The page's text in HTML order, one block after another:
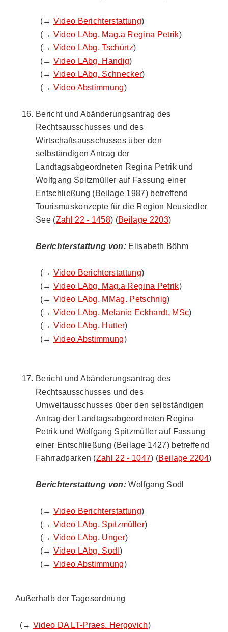
(→ Video Berichterstattung)
(→ Video LAbg. Mag.a Regina Petrik)
(→ Video LAbg. Tschürtz)
(→ Video LAbg. Handig)
(→ Video LAbg. Schnecker)
(→ Video Abstimmung)
Bericht und Abänderungsantrag des
Rechtsausschusses und des
Wirtschaftsausschusses über den
selbständigen Antrag der
Landtagsabgeordneten Regina Petrik und
Wolfgang Spitzmüller auf Fassung einer
Entschließung (Beilage 1987) betreffend
Tourismuskonzepte für die Region Neusiedler
See (Zahl 22 - 1458) (Beilage 2203)
Berichterstattung von: Elisabeth Böhm
(→ Video Berichterstattung)
(→ Video LAbg. Mag.a Regina Petrik)
(→ Video LAbg. MMag. Petschnig)
(→ Video LAbg. Melanie Eckhardt, MSc)
(→ Video LAbg. Hutter)
(→ Video Abstimmung)
Bericht und Abänderungsantrag des
Rechtsausschusses und des
Umweltausschusses über den selbständigen
Antrag der Landtagsabgeordneten Regina
Petrik und Wolfgang Spitzmüller auf Fassung
einer Entschließung (Beilage 1427) betreffend
Fahrradparken (Zahl 22 - 1047) (Beilage 2204)
Berichterstattung von: Wolfgang Sodl
(→ Video Berichterstattung)
(→ Video LAbg. Spitzmüller)
(→ Video LAbg. Unger)
(→ Video LAbg. Sodl )
(→ Video Abstimmung)
Außerhalb der Tagesordnung
(→ Video DA LT-Praes. Hergovich)